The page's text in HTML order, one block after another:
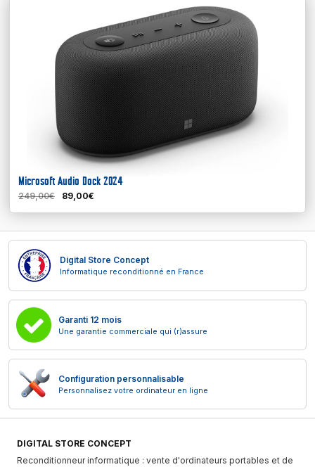
En savoir plus
Microsoft Audio Dock 2024
249,00€ 89,00€
Digital Store Concept
Informatique reconditionné en France
Garanti 12 mois
Une garantie commerciale qui (r)assure
Configuration personnalisable
Personnalisez votre ordinateur en ligne
DIGITAL STORE CONCEPT
Reconditionneur informatique : vente d'ordinateurs portables et de